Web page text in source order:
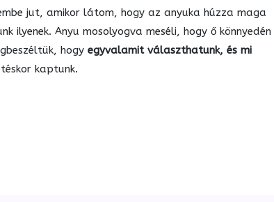
jut, amikor látom, hogy az anyuka húzza maga
ilyenek. Anyu mosolyogva meséli, hogy ő könnyedén
hogy egyvalamit választhatunk, és mi
kaptunk.